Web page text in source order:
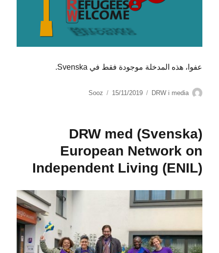
عفوا، هذه المدخلة موجودة فقط في Svenska.
الكاتب Sooz
نُشرت 15/11/2019
التصنيفات DRW i media
(Svenska) DRW med
European Network on
Independent Living (ENIL)